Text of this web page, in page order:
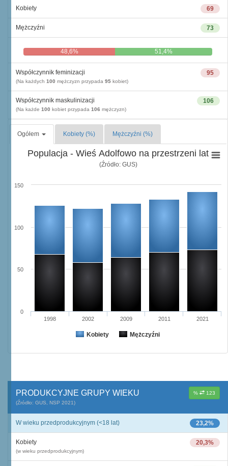
69
Kobiety
73
Mężczyźni
48,6% 51,4%
95
Współczynnik feminizacji
(Na każdych 100 mężczyzn przypada 95 kobiet)
106
Współczynnik maskulinizacji
(Na każde 100 kobiet przypada 106 mężczyzn)
Ogółem Kobiety (%) Mężczyźni (%)
Populacja - Wieś Adolfowo na przestrzeni lat
(Źródło: GUS)
Kobiety Mężczyźni
1998 2002 2009 2011 2021
0
50
100
150
% 123
PRODUKCYJNE GRUPY WIEKU
(Źródło: GUS, NSP 2021)
23,2%
W wieku przedprodukcyjnym (<18 lat)
20,3%
Kobiety
(w wieku przedprodukcyjnym)